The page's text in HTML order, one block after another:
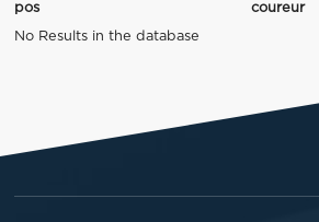
pos coureur
No Results in the database